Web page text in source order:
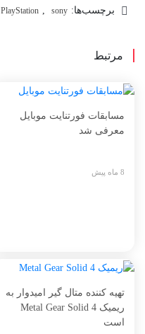
برچسب‌ها: PlayStation , sony
مرتبط
مسابقات فورتنایت موبایل
معرفی شد
8 ماه پیش
تهیه کننده متال گیر امیدوار به
ریمیک Metal Gear Solid 4
است